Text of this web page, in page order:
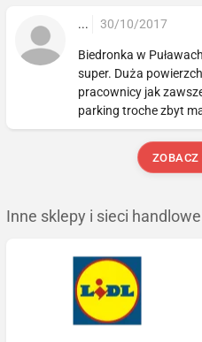
... 30/10/2017
Biedronka w
super. Duża
pracownicy jak
parking troche zbyt
ZOBACZ
Inne sklepy i sieci